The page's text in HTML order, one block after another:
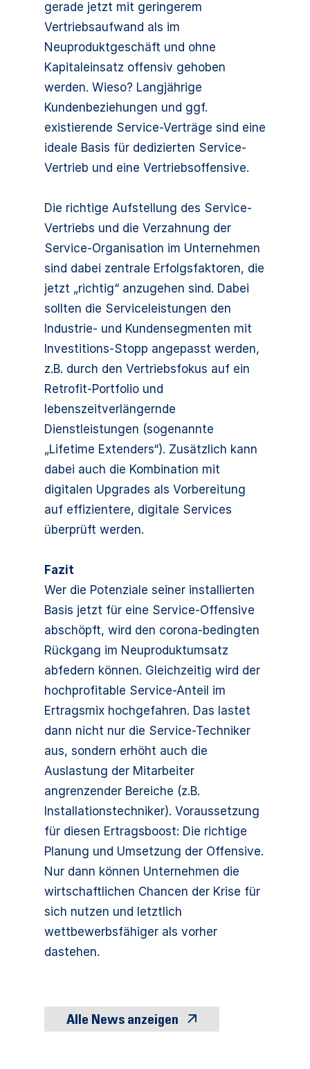
gerade jetzt mit geringerem
Vertriebsaufwand als im
Neuproduktgeschäft und ohne
Kapitaleinsatz offensiv gehoben
werden. Wieso? Langjährige
Kundenbeziehungen und ggf.
existierende Service-Verträge sind eine
ideale Basis für dedizierten Service-
Vertrieb und eine Vertriebsoffensive.
Die richtige Aufstellung des Service-
Vertriebs und die Verzahnung der
Service-Organisation im Unternehmen
sind dabei zentrale Erfolgsfaktoren, die
jetzt „richtig“ anzugehen sind. Dabei
sollten die Serviceleistungen den
Industrie- und Kundensegmenten mit
Investitions-Stopp angepasst werden,
z.B. durch den Vertriebsfokus auf ein
Retrofit-Portfolio und
lebenszeitverlängernde
Dienstleistungen (sogenannte
„Lifetime Extenders“). Zusätzlich kann
dabei auch die Kombination mit
digitalen Upgrades als Vorbereitung
auf effizientere, digitale Services
überprüft werden.
Fazit
Wer die Potenziale seiner installierten
Basis jetzt für eine Service-Offensive
abschöpft, wird den corona-bedingten
Rückgang im Neuproduktumsatz
abfedern können. Gleichzeitig wird der
hochprofitable Service-Anteil im
Ertragsmix hochgefahren. Das lastet
dann nicht nur die Service-Techniker
aus, sondern erhöht auch die
Auslastung der Mitarbeiter
angrenzender Bereiche (z.B.
Installationstechniker). Voraussetzung
für diesen Ertragsboost: Die richtige
Planung und Umsetzung der Offensive.
Nur dann können Unternehmen die
wirtschaftlichen Chancen der Krise für
sich nutzen und letztlich
wettbewerbsfähiger als vorher
dastehen.
Alle News anzeigen